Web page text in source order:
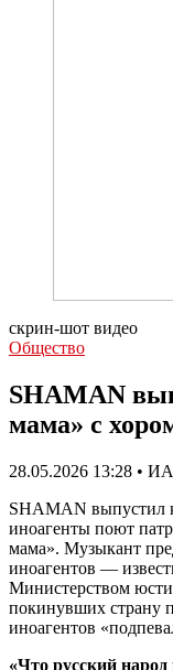
скрин-шот видео
Общество
SHAMAN
мама» с
28.05.2026 13:28 •
SHAMAN выпустил
иноагенты поют
мама». Музыкант
иноагентов —
Министерством
покинувших страну
иноагентов
«Что русский